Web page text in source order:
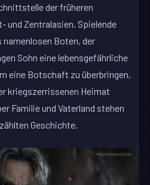
der früheren
und Zentralasien. Spielende
namenlosen Boten, der
Sohn eine lebensgefährliche
eine Botschaft zu überbringen,
kriegszerrissenen Heimat
Familie und Vaterland stehen
Geschichte.